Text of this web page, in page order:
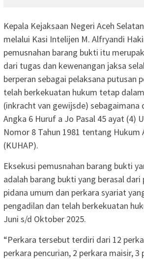
Kepala Kejaksaan Negeri Aceh
melalui Kasi Intelijen M. Alfryandi
pemusnahan barang bukti itu
dari tugas dan kewenangan jaksa
berperan sebagai pelaksana putusan
telah berkekuatan hukum tetap
(inkracht van gewijsde) sebagaimana
Angka 6 Huruf a Jo Pasal 45 ayat (4)
Nomor 8 Tahun 1981 tentang Hukum
(KUHAP).
Eksekusi pemusnahan barang bukti
adalah barang bukti yang berasal
pidana umum dan perkara syariat
pengadilan dan telah berkekuatan
Juni s/d Oktober 2025.
“Perkara tersebut terdiri dari 12
perkara pencurian, 2 perkara maisir, 3